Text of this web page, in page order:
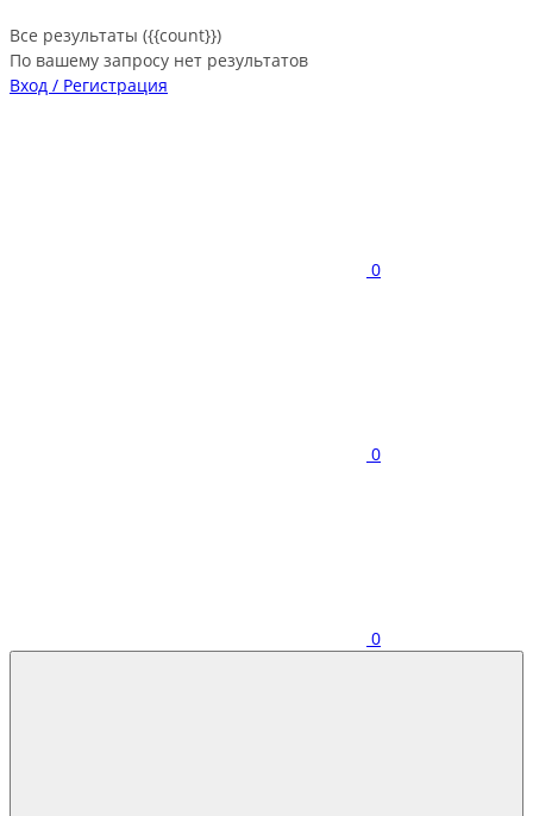
Все результаты ({{count}})
По вашему запросу нет результатов
Вход / Регистрация
0
0
0